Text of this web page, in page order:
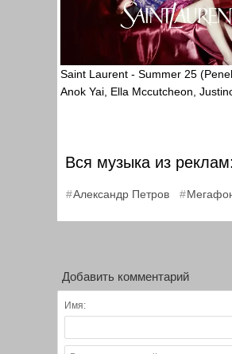
Saint Laurent - Summer 25
Anok Yai, Ella Mccutcheon,
Вся музыка из реклам:
Александр Петров
Добавить комментарий
Имя: